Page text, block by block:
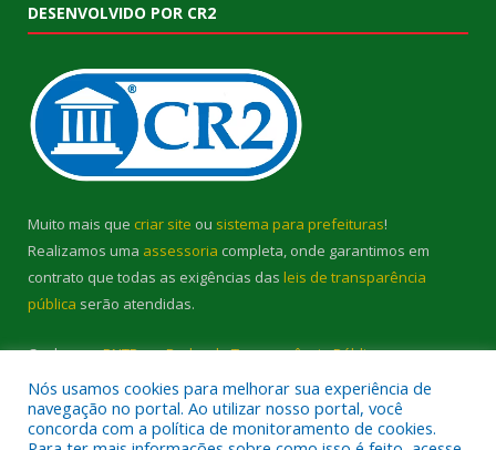
DESENVOLVIDO POR CR2
Muito mais que criar site ou sistema para prefeituras!
Realizamos uma assessoria completa, onde garantimos em
contrato que todas as exigências das leis de transparência
pública serão atendidas.
Conheça oPNTPe oRadar da Transparência Pública
Nós usamos cookies para melhorar sua experiência de
navegação no portal. Ao utilizar nosso portal, você
concorda com a política de monitoramento de cookies.